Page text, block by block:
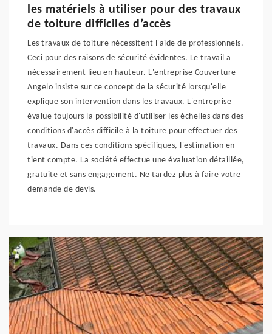
les matériels à utiliser pour des travaux
de toiture difficiles d’accès
Les travaux de toiture nécessitent l'aide de professionnels.
Ceci pour des raisons de sécurité évidentes. Le travail a
nécessairement lieu en hauteur. L'entreprise Couverture
Angelo insiste sur ce concept de la sécurité lorsqu'elle
explique son intervention dans les travaux. L'entreprise
évalue toujours la possibilité d'utiliser les échelles dans des
conditions d'accès difficile à la toiture pour effectuer des
travaux. Dans ces conditions spécifiques, l'estimation en
tient compte. La société effectue une évaluation détaillée,
gratuite et sans engagement. Ne tardez plus à faire votre
demande de devis.